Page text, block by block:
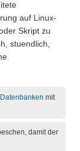
auf Linux-
Skript zu
stuendlich,
Datenbanken mit
damit der